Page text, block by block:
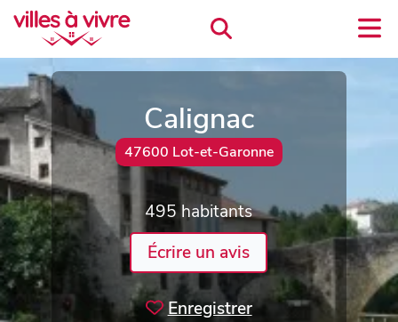
Calignac
47600 Lot-et-Garonne
495 habitants
Écrire un avis
Enregistrer